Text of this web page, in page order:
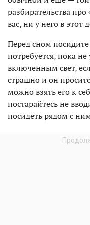
разбирательства
вас, ни у него в этот
Перед сном
потребуется, пока
включенным свет,
страшно и он
можно взять его к
постарайтесь не
посидеть рядом с